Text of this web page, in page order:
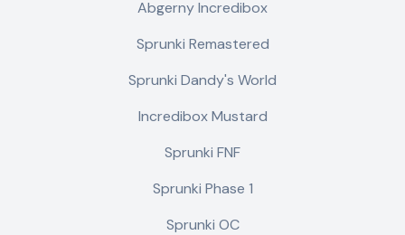
Abgerny Incredibox
Sprunki Remastered
Sprunki Dandy's World
Incredibox Mustard
Sprunki FNF
Sprunki Phase 1
Sprunki OC